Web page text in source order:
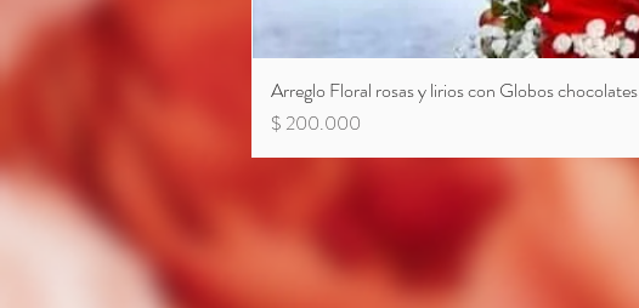
Arreglo Floral rosas y lirios con Globos chocolates
Precio
$ 200.000